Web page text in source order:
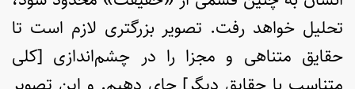
تحلیل خواهد رفت. تصویر بزرگتری لازم است تا
حقایق متناهی و مجزا را در چشم‌اندازی [کلی